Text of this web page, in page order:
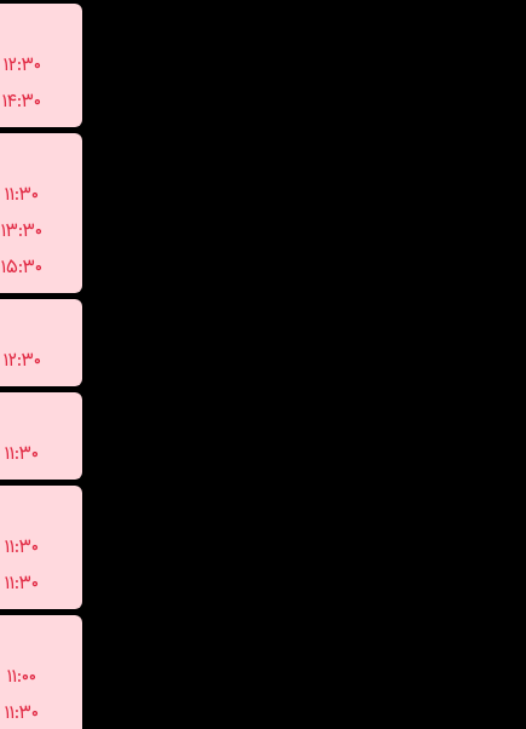
۱۲:۳۰
۱۴:۳۰
۱۱:۳۰
۱۳:۳۰
۱۵:۳۰
۱۲:۳۰
۱۱:۳۰
۱۱:۳۰
۱۱:۳۰
۱۱:۰۰
۱۱:۳۰